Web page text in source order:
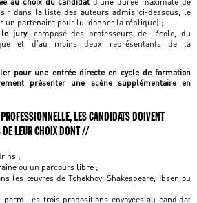
dans la liste des auteurs admis ci-dessous, le
un partenaire pour lui donner la réplique) ;
le jury, composé des professeurs de l’école, du
et d’au moins deux représentants de la
pour une entrée directe en cycle de formation
présenter une scène supplémentaire en
LES CANDIDATS DOIVENT
DE LEUR CHOIX DONT //
;
ou un parcours libre ;
les œuvres de Tchekhov, Shakespeare, Ibsen ou
parmi les trois propositions envoyées au candidat